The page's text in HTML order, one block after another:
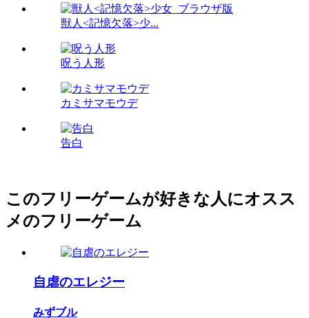
獣人<記憶欠落>少...
呪う人形
カミサマモウデ
告白
このフリーゲームが好きな人にオスス
メのフリーゲーム
自虐のエレジー
みずブル